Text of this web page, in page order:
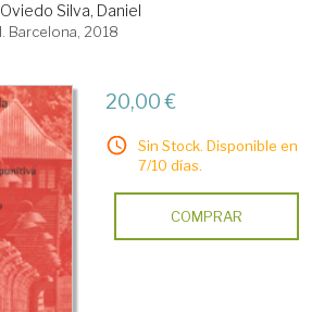
Oviedo Silva, Daniel
Barcelona, 2018
20,00 €
Sin Stock. Disponible en
7/10 días.
COMPRAR